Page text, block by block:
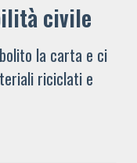
civile
la carta e ci
riciclati e